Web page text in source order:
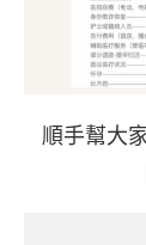
順手幫大